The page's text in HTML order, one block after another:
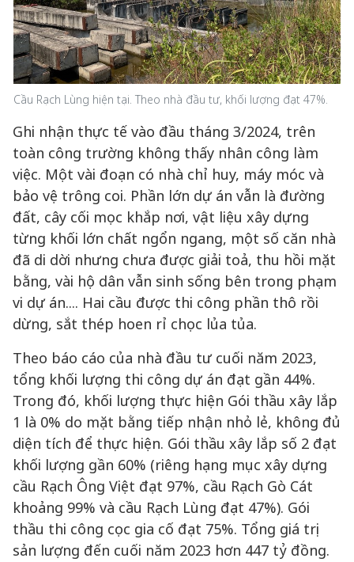
Cầu Rạch Lùng hiện tại. Theo nhà đầu tư, khối lượng đạt 47%.
Ghi nhận thực tế vào đầu tháng 3/2024, trên
toàn công trường không thấy nhân công làm
việc. Một vài đoạn có nhà chỉ huy, máy móc và
bảo vệ trông coi. Phần lớn dự án vẫn là đường
đất, cây cối mọc khắp nơi, vật liệu xây dựng
từng khối lớn chất ngổn ngang, một số căn nhà
đã di dời nhưng chưa được giải toả, thu hồi mặt
bằng, vài hộ dân vẫn sinh sống bên trong phạm
vi dự án.... Hai cầu được thi công phần thô rồi
dừng, sắt thép hoen rỉ chọc lủa tủa.
Theo báo cáo của nhà đầu tư cuối năm 2023,
tổng khối lượng thi công dự án đạt gần 44%.
Trong đó, khối lượng thực hiện Gói thầu xây lắp
1 là 0% do mặt bằng tiếp nhận nhỏ lẻ, không đủ
diện tích để thực hiện. Gói thầu xây lắp số 2 đạt
khối lượng gần 60% (riêng hạng mục xây dựng
cầu Rạch Ông Việt đạt 97%, cầu Rạch Gò Cát
khoảng 99% và cầu Rạch Lùng đạt 47%). Gói
thầu thi công cọc gia cố đạt 75%. Tổng giá trị
sản lượng đến cuối năm 2023 hơn 447 tỷ đồng.